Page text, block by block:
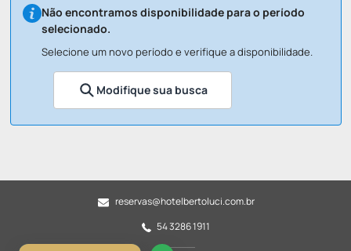
Não encontramos disponibilidade para o período
selecionado.
Selecione um novo período e verifique a disponibilidade.
Modifique sua busca
reservas@hotelbertoluci.com.br
54 3286 1911